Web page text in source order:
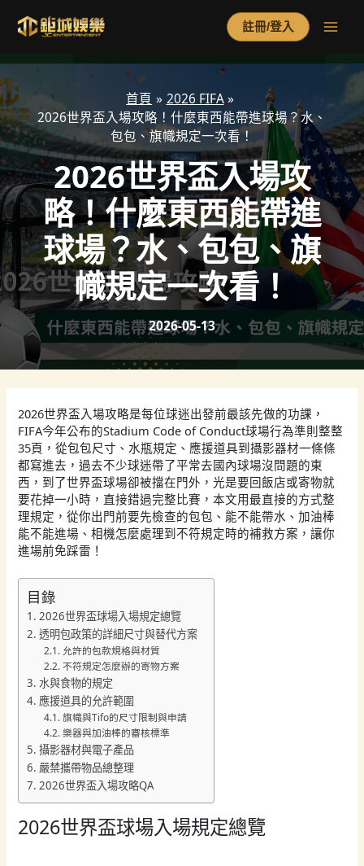
內
容
註冊/登入
首頁
2026 FIFA
2026世界盃入場攻略！什麼東西能帶進球場？水、
包包、旗幟規定一次看！
2026世界盃入場攻
略！什麼東西能帶進
球場？水、包包、旗
幟規定一次看！
2026-05-13
2026世界盃入場攻略是每位球迷出發前最該先做的功課，
FIFA今年公布的Stadium Code of Conduct球場行為準則整整
35頁，從包包尺寸、水瓶規定、應援道具到攝影器材一條條
都寫進去，過去不少球迷帶了平常去國內球場沒問題的東
西，到了世界盃球場卻被擋在門外，光是要回飯店或寄物就
要花掉一小時，直接錯過完整比賽，本文用最直接的方式整
理規定，從你出門前要先檢查的包包、能不能帶水、加油棒
能不能進場、相機怎麼處理到不符規定時的補救方案，讓你
進場前免踩雷！
目錄
2026世界盃球場入場規定總覽
透明包政策的詳細尺寸與替代方案
允許的包款規格與材質
不符規定怎麼辦的寄物方案
水與食物的規定
應援道具的允許範圍
旗幟與Tifo的尺寸限制與申請
樂器與加油棒的審核標準
攝影器材與電子產品
嚴禁攜帶物品總整理
2026世界盃入場攻略QA
2026世界盃球場入場規定總覽